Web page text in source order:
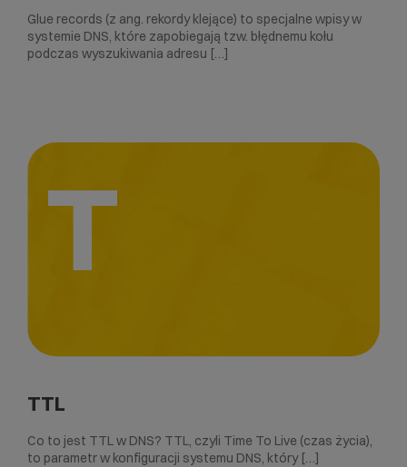
Glue records (z ang. rekordy klejące) to specjalne wpisy w
systemie DNS, które zapobiegają tzw. błędnemu kołu
podczas wyszukiwania adresu […]
T
TTL
Co to jest TTL w DNS? TTL, czyli Time To Live (czas życia),
to parametr w konfiguracji systemu DNS, który […]